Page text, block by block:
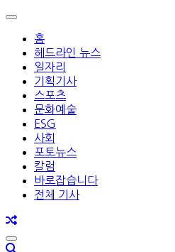
홈
헤드라인 뉴스
일자리
기획기사
스포츠
문화예술
ESG
사회
포토뉴스
칼럼
바로잡습니다
전체 기사